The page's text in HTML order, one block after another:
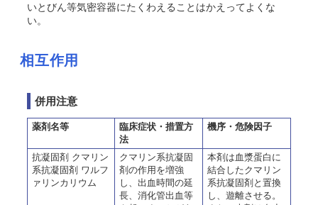
いとびん等気密容器にたくわえることはかえってよくな
い。
相互作用
併用注意
薬剤名等
臨床症状・措置方
法
機序・危険因子
抗凝固剤 クマリン
系抗凝固剤 ワルフ
ァリンカリウム
クマリン系抗凝固
剤の作用を増強
し、出血時間の延
長、消化管出血等
本剤は血漿蛋白に
結合したクマリン
系抗凝固剤と置換
し、遊離させる。